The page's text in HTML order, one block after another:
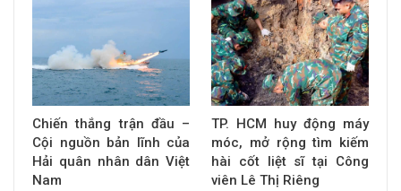
Chiến thắng trận đầu –
Cội nguồn bản lĩnh của
Hải quân nhân dân Việt
Nam
TP. HCM huy động máy
móc, mở rộng tìm kiếm
hài cốt liệt sĩ tại Công
viên Lê Thị Riêng